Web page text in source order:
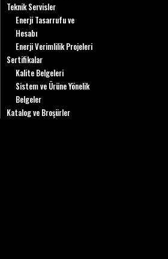
Teknik Servisler
Enerji Tasarrufu ve
Hesabı
Enerji Verimlilik Projeleri
Sertifikalar
Kalite Belgeleri
Sistem ve Ürüne Yönelik
Belgeler
Katalog ve Broşürler